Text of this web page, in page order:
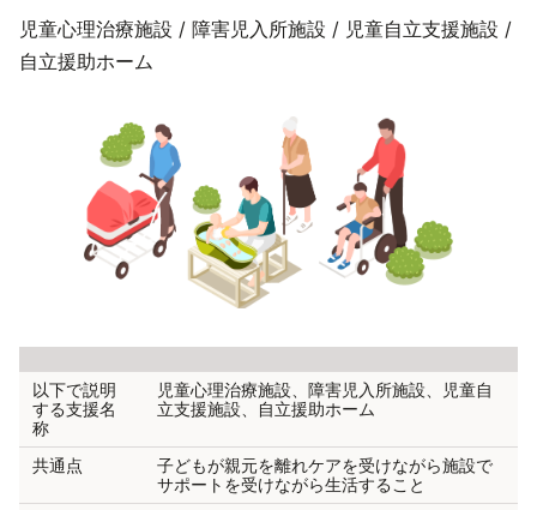
児童心理治療施設 / 障害児入所施設 / 児童自立支援施設 /
自立援助ホーム
以下で説明
する支援名
称
児童心理治療施設、障害児入所施設、児童自
立支援施設、自立援助ホーム
共通点
子どもが親元を離れケアを受けながら施設で
サポートを受けながら生活すること